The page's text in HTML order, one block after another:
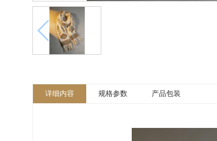
详细内容 规格参数 产品包装